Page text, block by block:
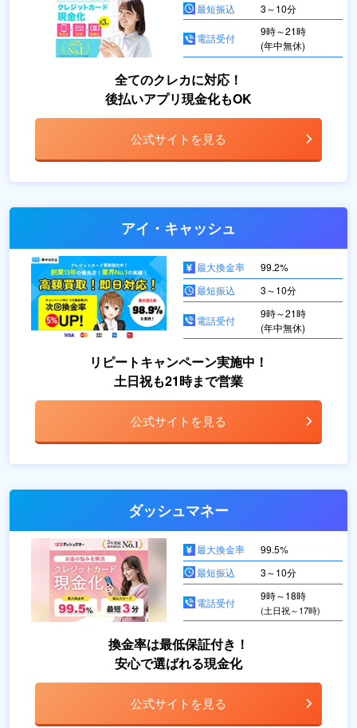
全てのクレカに対応！
後払いアプリ現金化もOK
最短振込
3～10分
電話受付
9時～21時
(年中無休)
公式サイトを見る
アイ・キャッシュ
リピートキャンペーン実施中！
土日祝も21時まで営業
最大換金率
99.2%
最短振込
3～10分
電話受付
9時～21時
(年中無休)
公式サイトを見る
ダッシュマネー
換金率は最低保証付き！
安心で選ばれる現金化
最大換金率
99.5%
最短振込
3～10分
電話受付
9時～18時
(土日祝～17時)
公式サイトを見る